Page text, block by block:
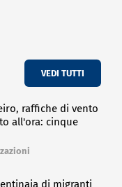
VEDI TUTTI
raffiche di vento
all'ora: cinque
di migranti